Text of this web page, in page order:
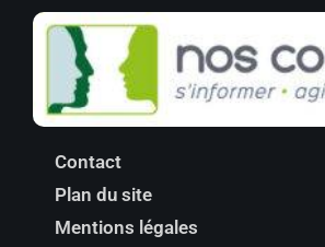
Contact
Plan du site
Mentions légales